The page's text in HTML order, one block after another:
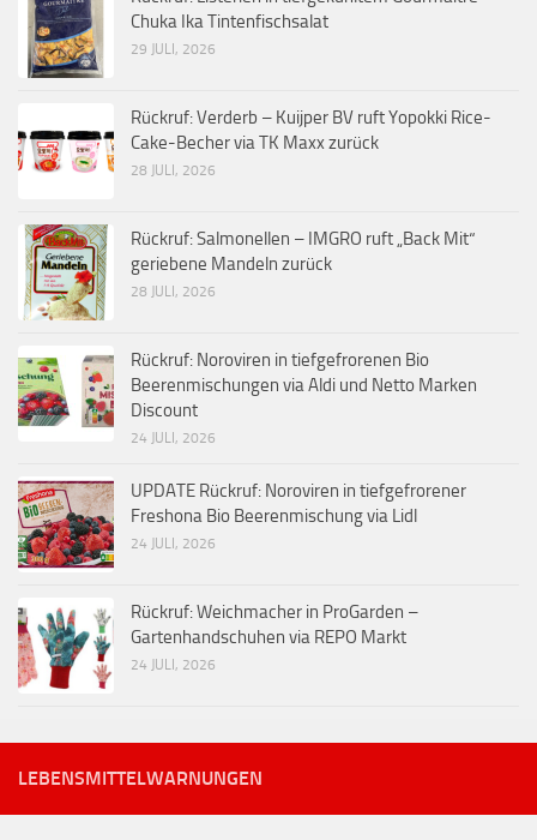
Chuka Ika Tintenfischsalat
29 JULI, 2026
Rückruf: Verderb – Kuijper BV ruft Yopokki Rice-
Cake-Becher via TK Maxx zurück
28 JULI, 2026
Rückruf: Salmonellen – IMGRO ruft „Back Mit“
geriebene Mandeln zurück
28 JULI, 2026
Rückruf: Noroviren in tiefgefrorenen Bio
Beerenmischungen via Aldi und Netto Marken
Discount
24 JULI, 2026
UPDATE Rückruf: Noroviren in tiefgefrorener
Freshona Bio Beerenmischung via Lidl
24 JULI, 2026
Rückruf: Weichmacher in ProGarden –
Gartenhandschuhen via REPO Markt
24 JULI, 2026
LEBENSMITTELWARNUNGEN